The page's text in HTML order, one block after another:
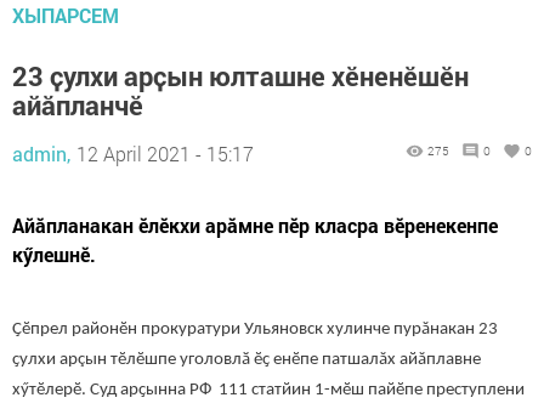
ХЫПАРСЕМ
23 ҫулхи арҫын юлташне хӗненӗшӗн
айӑпланчӗ
admin, 12 April 2021 - 15:17 275 0 0
Айӑпланакан ӗлӗкхи арӑмне пӗр класра вӗренекенпе
кӳлешнӗ.
Ҫӗпрел районӗн прокуратури Ульяновск хулинче пурăнакан 23
ҫулхи арçын тӗлӗшпе уголовлӑ ӗҫ енӗпе патшалăх айăплавне
хӳтӗлерӗ. Суд арҫынна РФ 111 статйин 1-мӗш пайӗпе преступлени